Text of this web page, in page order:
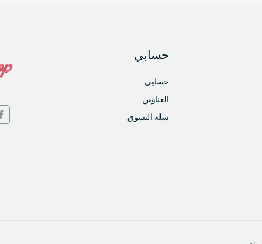
حسابي
حسابي
العناوين
سلة التسوق